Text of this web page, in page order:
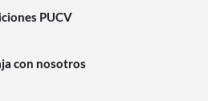
PUCV
con nosotros